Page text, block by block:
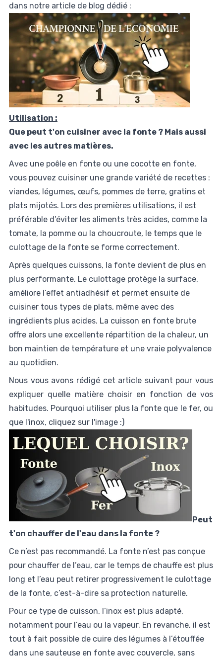
dans notre article de blog dédié :
Utilisation :
Que peut t'on cuisiner avec la fonte ? Mais aussi
avec les autres matières.
Avec une poêle en fonte ou une cocotte en fonte,
vous pouvez cuisiner une grande variété de recettes :
viandes, légumes, œufs, pommes de terre, gratins et
plats mijotés. Lors des premières utilisations, il est
préférable d’éviter les aliments très acides, comme la
tomate, la pomme ou la choucroute, le temps que le
culottage de la fonte se forme correctement.
Après quelques cuissons, la fonte devient de plus en
plus performante. Le culottage protège la surface,
améliore l’effet antiadhésif et permet ensuite de
cuisiner tous types de plats, même avec des
ingrédients plus acides. La cuisson en fonte brute
offre alors une excellente répartition de la chaleur, un
bon maintien de température et une vraie polyvalence
au quotidien.
Nous vous avons rédigé cet article suivant pour vous
expliquer quelle matière choisir en fonction de vos
habitudes. Pourquoi utiliser plus la fonte que le fer, ou
que l'inox, cliquez sur l'image :)
Peut
t'on chauffer de l'eau dans la fonte ?
Ce n’est pas recommandé. La fonte n’est pas conçue
pour chauffer de l’eau, car le temps de chauffe est plus
long et l’eau peut retirer progressivement le culottage
de la fonte, c’est-à-dire sa protection naturelle.
Pour ce type de cuisson, l’inox est plus adapté,
notamment pour l’eau ou la vapeur. En revanche, il est
tout à fait possible de cuire des légumes à l’étouffée
dans une sauteuse en fonte avec couvercle, sans